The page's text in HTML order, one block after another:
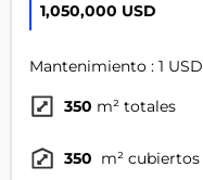
1,050,000 USD
Mantenimiento : 1 USD
350 m² totales
350 m² cubiertos